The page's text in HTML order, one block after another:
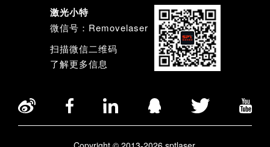
激光小特
微信号：Removelaser
扫描微信二维码
了解更多信息